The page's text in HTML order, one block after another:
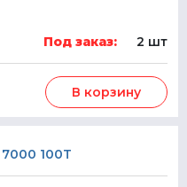
Под заказ: 2 шт
В корзину
100T